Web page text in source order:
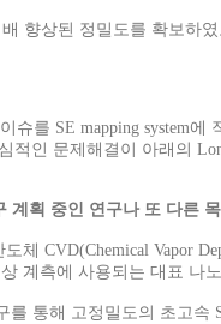
향상된 정밀도를 확보하
슈를 SE mapping system
적인 문제해결이 아래의
계획 중인 연구나 또 다른
도체 CVD(Chemical Vapor
계측에 사용되는 대표 나
를 통해 고정밀도의 초고속